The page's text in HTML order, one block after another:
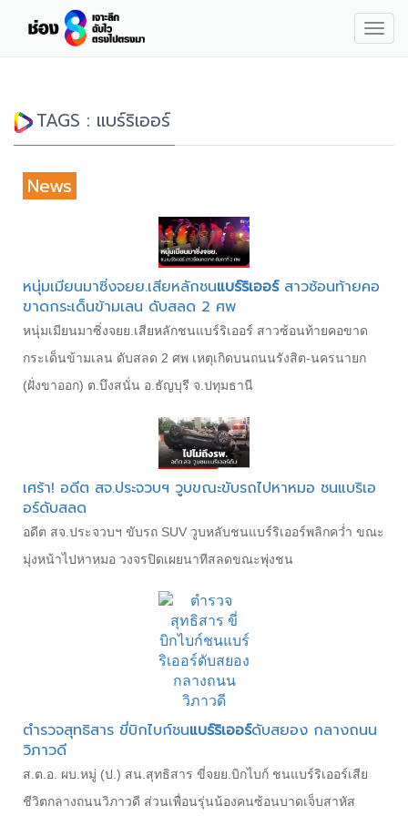
TAGS : แบร์ริเออร์
News
หนุ่มเมียนมาซิ่งจยย.เสียหลักชนแบร์ริเออร์สาวซ้อนท้ายคอ
ขาดกระเด็นข้ามเลน ดับสลด 2 ศพ
หนุ่มเมียนมาซิ่งจยย.เสียหลักชนแบร์ริเออร์ สาวซ้อนท้ายคอขาด
กระเด็นข้ามเลน ดับสลด 2 ศพ เหตุเกิดบนถนนรังสิต-นครนายก
(ฝั่งขาออก) ต.บึงสนั่น อ.ธัญบุรี จ.ปทุมธานี
เศร้า! อดีต สจ.ประจวบฯ วูบขณะขับรถไปหาหมอ ชนแบริเอ
อร์ดับสลด
อดีต สจ.ประจวบฯ ขับรถ SUV วูบหลับชนแบร์ริเออร์พลิกคว่ำ ขณะ
มุ่งหน้าไปหาหมอ วงจรปิดเผยนาทีสลดขณะพุ่งชน
ตำรวจสุทธิสาร ขี่บิกไบก์ชนแบร์ริเออร์ดับสยอง กลางถนน
วิภาวดี
ส.ต.อ. ผบ.หมู่ (ป.) สน.สุทธิสาร ขี่จยย.บิกไบก์ ชนแบร์ริเออร์เสีย
ชีวิตกลางถนนวิภาวดี ส่วนเพื่อนรุ่นน้องคนซ้อนบาดเจ็บสาหัส